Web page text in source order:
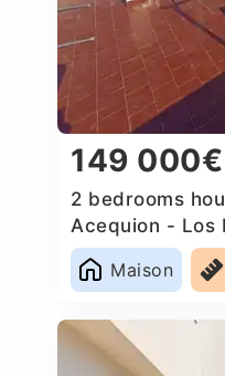
149 000€
2 bedrooms
Acequion - Los
Maison